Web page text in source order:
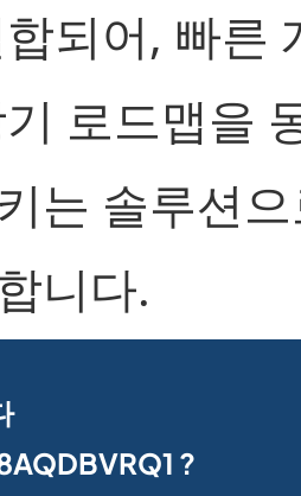
되어, 빠른
로드맵을
는 솔루션
니다.
?